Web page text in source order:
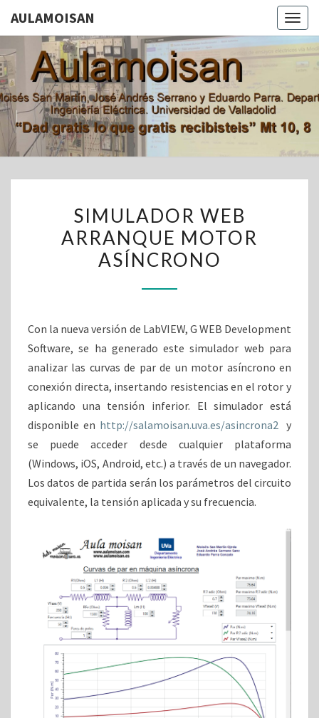
AULAMOISAN
Aula De
Moisés San
Martín, Jose
Eduardo
Departamento
Eléctrica.
Universidad
De Valladolid
WEB
ARRANQUE
MOTOR
SIMULADOR WEB
ARRANQUE MOTOR
ASÍNCRONO
Con la nueva versión de LabVIEW, G WEB Development
Software, se ha generado este simulador web para
analizar las curvas de par de un motor asíncrono en
conexión directa, insertando resistencias en el rotor y
aplicando una tensión inferior. El simulador está
disponible en http://salamoisan.uva.es/asincrona2y
se puede acceder desde cualquier plataforma
(Windows, iOS, Android, etc.) a través de un navegador.
Los datos de partida serán los parámetros del circuito
equivalente, la tensión aplicada y su frecuencia.